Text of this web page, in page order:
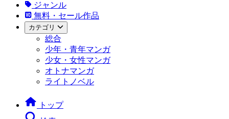
ジャンル
無料・セール作品
カテゴリ
総合
少年・青年マンガ
少女・女性マンガ
オトナマンガ
ライトノベル
トップ